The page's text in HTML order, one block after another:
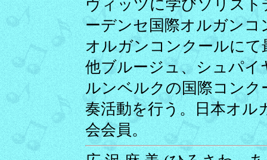
ヴィッツに学びソリス
ーデンセ国際オルガンコ
オルガンコンクールにて
他ブルージュ、シュパ
ルンベルクの国際コンク
奏活動を行う。日本オル
会会員。